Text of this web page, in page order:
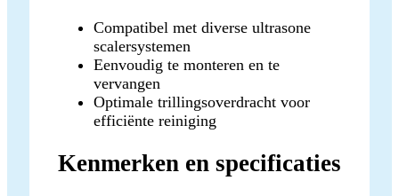
Compatibel met diverse ultrasone
scalersystemen
Eenvoudig te monteren en te
vervangen
Optimale trillingsoverdracht voor
efficiënte reiniging
Kenmerken en specificaties